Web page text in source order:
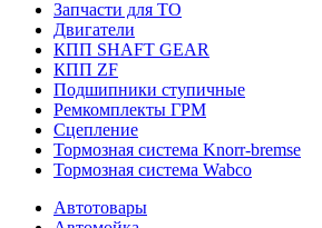
Запчасти для ТО
Двигатели
КПП SHAFT GEAR
КПП ZF
Подшипники ступичные
Ремкомплекты ГРМ
Сцепление
Тормозная система Knorr-bremse
Тормозная система Wabco
Автотовары